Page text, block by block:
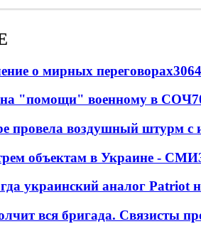
о мирных переговорах
"помощи" военному в СОЧ
провела воздушный штурм с
объектам в Украине - СМИ
украинский аналог Patriot
вся бригада. Связисты